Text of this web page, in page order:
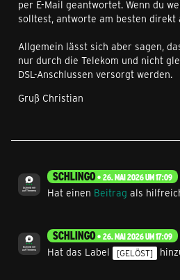
per E-Mail geantwortet. Wenn du
solltest, antworte am besten direkt
Allgemein lässt sich aber sagen,
nur durch die Telekom und nicht
DSL-Anschlussen versorgt werden.
Gruß Christian
SCHLINGO 26. MAI 2026 UM 17:09
Hat einen Beitrag als
SCHLINGO 26. MAI 2026 UM 17:09
Hat das Label [GELÖST]